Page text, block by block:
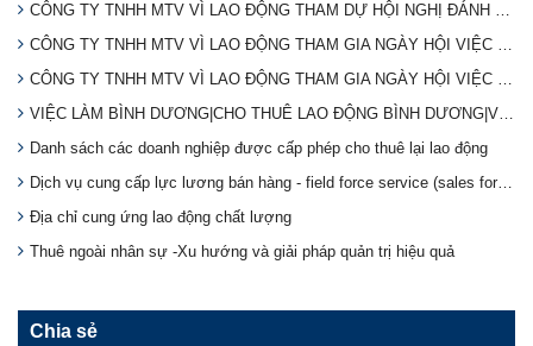
CÔNG TY TNHH MTV VÌ LAO ĐỘNG THAM DỰ HỘI NGHỊ ĐÁNH GIÁ TÌNH HÌNH THỰC HIỆN PHÁP LUẬT VỀ CHO THUÊ LẠI LAO ĐỘNG
CÔNG TY TNHH MTV VÌ LAO ĐỘNG THAM GIA NGÀY HỘI VIỆC LÀM TẠI TÂY NINH (Lần 2)
CÔNG TY TNHH MTV VÌ LAO ĐỘNG THAM GIA NGÀY HỘI VIỆC LÀM TẠI TÂY NINH
VIỆC LÀM BÌNH DƯƠNG|CHO THUÊ LAO ĐỘNG BÌNH DƯƠNG|VILADO
Danh sách các doanh nghiệp được cấp phép cho thuê lại lao động
Dịch vụ cung cấp lực lương bán hàng - field force service (sales force services)
Địa chỉ cung ứng lao động chất lượng
Thuê ngoài nhân sự -Xu hướng và giải pháp quản trị hiệu quả
Chia sẻ